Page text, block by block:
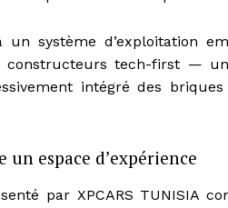
un système d’exploitation
constructeurs tech-first —
intégré des
un espace d’expérience
par XPCARS TUNISIA